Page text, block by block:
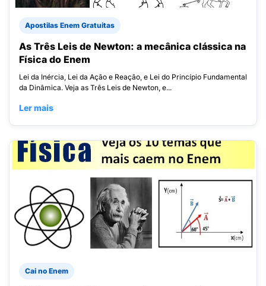
Apostilas Enem Gratuitas
As Três Leis de Newton: a mecânica clássica na
Física do Enem
Lei da Inércia, Lei da Ação e Reação, e Lei do Princípio Fundamental
da Dinâmica. Veja as Três Leis de Newton, e...
Ler mais
Cai no Enem